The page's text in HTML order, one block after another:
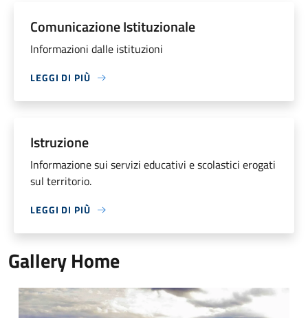
Comunicazione Istituzionale
Informazioni dalle istituzioni
LEGGI DI PIÙ
Istruzione
Informazione sui servizi educativi e scolastici erogati
sul territorio.
LEGGI DI PIÙ
Gallery Home
Barberino dall'alto